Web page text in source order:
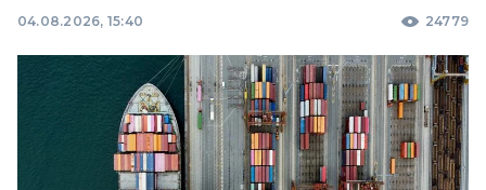
04.08.2026, 15:40 24779